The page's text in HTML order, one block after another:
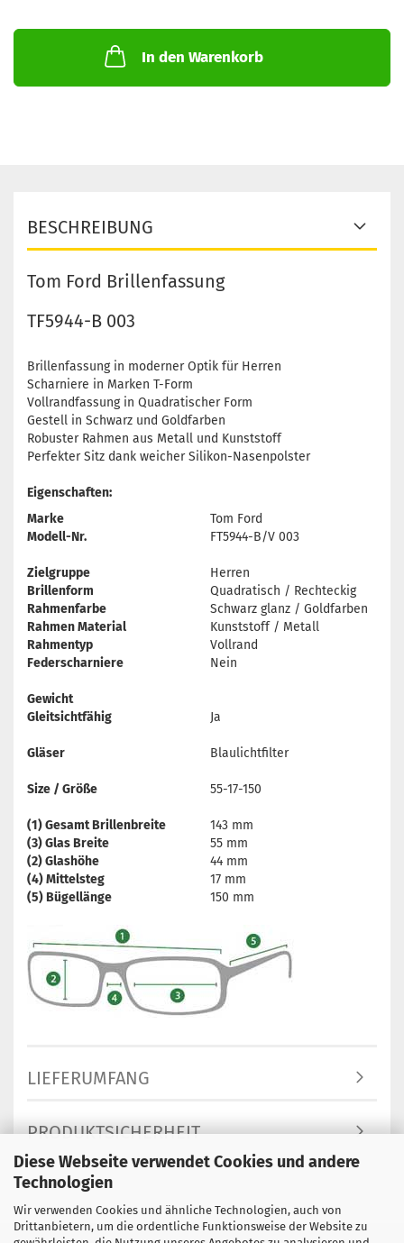
Diese Webseite verwendet Cookies und andere
Technologien
Wir verwenden Cookies und ähnliche Technologien, auch von
Drittanbietern, um die ordentliche Funktionsweise der Website zu
In den Warenkorb
BESCHREIBUNG
Tom Ford Brillenfassung
TF5944-B 003
Brillenfassung in moderner Optik für Herren
Scharniere in Marken T-Form
Vollrandfassung in Quadratischer Form
Gestell in Schwarz und Goldfarben
Robuster Rahmen aus Metall und Kunststoff
Perfekter Sitz dank weicher Silikon-Nasenpolster
Eigenschaften:
Marke
Tom Ford
Modell-Nr.
FT5944-B/V 003
Zielgruppe
Herren
Brillenform
Quadratisch / Rechteckig
Rahmenfarbe
Schwarz glanz / Goldfarben
Rahmen Material
Kunststoff / Metall
Rahmentyp
Vollrand
Federscharniere
Nein
Gewicht
Gleitsichtfähig
Ja
Gläser Blaulichtfilter
Size / Größe 55-17-150
(1) Gesamt Brillenbreite
143 mm
(3) Glas Breite
55 mm
(2) Glashöhe
44 mm
(4) Mittelsteg
17 mm
(5) Bügellänge
150 mm
LIEFERUMFANG
PRODUKTSICHERHEIT